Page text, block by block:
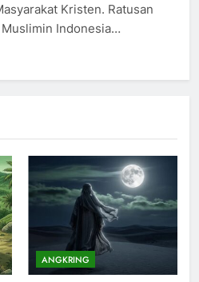
ANGKRING
jumat: Sejarah
Pembangkit Jiwa
Kristen. Ratusan
Indonesia…